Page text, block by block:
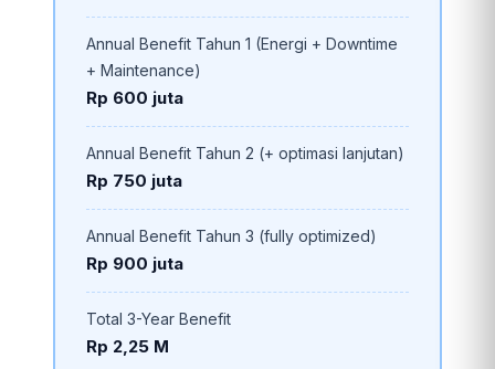
Annual Benefit Tahun 1 (Energi + Downtime
+ Maintenance)
Rp 600 juta
Annual Benefit Tahun 2 (+ optimasi lanjutan)
Rp 750 juta
Annual Benefit Tahun 3 (fully optimized)
Rp 900 juta
Total 3-Year Benefit
Rp 2,25 M